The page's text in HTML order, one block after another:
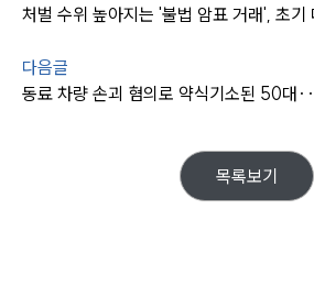
처벌 수위 높아지는 '불법 암표 거래', 초기
다음글
동료 차량 손괴 혐의로 약식기소된 50대
목록보기